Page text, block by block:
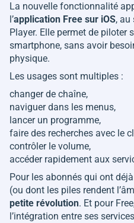
La nouvelle fonctionnalité
l’application Free sur iOS, au
Player. Elle permet de piloter
smartphone, sans avoir
physique.
Les usages sont multiples :
changer de chaîne,
naviguer dans les menus,
lancer un programme,
faire des recherches avec le
contrôler le volume,
accéder rapidement aux
Pour les abonnés qui ont
(ou dont les piles rendent
petite révolution. Et pour
l’intégration entre ses